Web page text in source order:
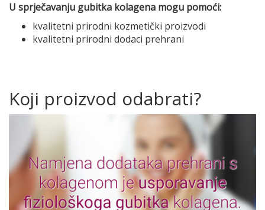
U sprječavanju gubitka kolagena mogu pomoći:
kvalitetni prirodni kozmetički proizvodi
kvalitetni prirodni dodaci prehrani
Koji proizvod odabrati?